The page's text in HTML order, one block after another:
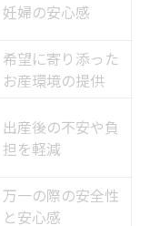
妊婦の安心感
希望に寄り添った
お産環境の提供
出産後の不安や負
担を軽減
万一の際の安全性
と安心感